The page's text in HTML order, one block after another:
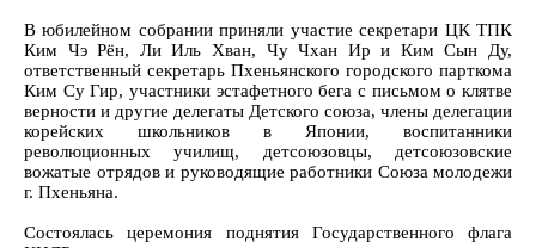
В юбилейном собрании приняли участие секретари ЦК ТПК
Ким Чэ Рён, Ли Иль Хван, Чу Чхан Ир и Ким Сын Ду,
ответственный секретарь Пхеньянского городского парткома
Ким Су Гир, участники эстафетного бега с письмом о клятве
верности и другие делегаты Детского союза, члены делегации
корейских школьников в Японии, воспитанники
революционных училищ, детсоюзовцы, детсоюзовские
вожатые отрядов и руководящие работники Союза молодежи
г. Пхеньяна.
Состоялась церемония поднятия Государственного флага